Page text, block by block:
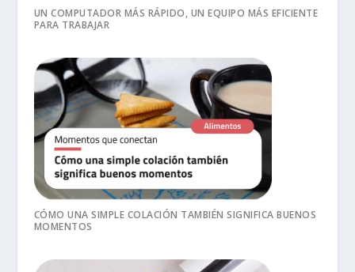
UN COMPUTADOR MÁS RÁPIDO, UN EQUIPO MÁS EFICIENTE
PARA TRABAJAR
CÓMO UNA SIMPLE COLACIÓN TAMBIÉN SIGNIFICA BUENOS
MOMENTOS